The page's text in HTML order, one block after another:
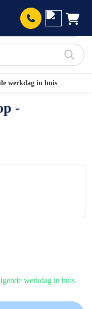
werkdag in huis
-
werkdag in huis